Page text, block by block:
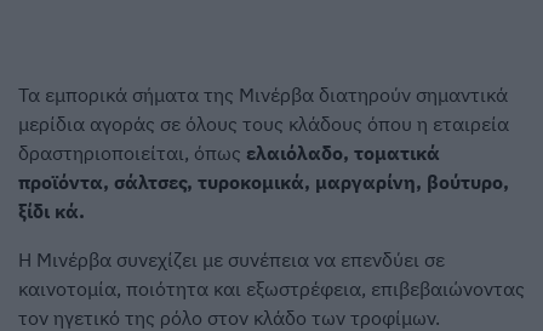
Τα εμπορικά σήματα της Μινέρβα διατηρούν σημαντικά
μερίδια αγοράς σε όλους τους κλάδους όπου η εταιρεία
δραστηριοποιείται, όπως ελαιόλαδο, τοματικά
προϊόντα, σάλτσες, τυροκομικά, μαργαρίνη, βούτυρο,
ξίδι κά.
Η Μινέρβα συνεχίζει με συνέπεια να επενδύει σε
καινοτομία, ποιότητα και εξωστρέφεια, επιβεβαιώνοντας
τον ηγετικό της ρόλο στον κλάδο των τροφίμων.